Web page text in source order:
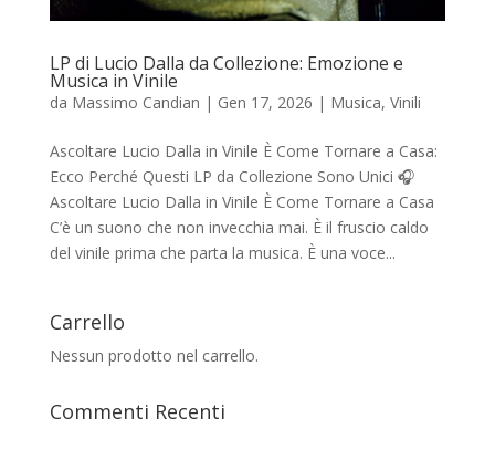
LP di Lucio Dalla da Collezione: Emozione e
Musica in Vinile
da Massimo Candian | Gen 17, 2026 | Musica, Vinili
Ascoltare Lucio Dalla in Vinile È Come Tornare a Casa:
Ecco Perché Questi LP da Collezione Sono Unici 🎧
Ascoltare Lucio Dalla in Vinile È Come Tornare a Casa
C’è un suono che non invecchia mai. È il fruscio caldo
del vinile prima che parta la musica. È una voce...
Carrello
Nessun prodotto nel carrello.
Commenti Recenti